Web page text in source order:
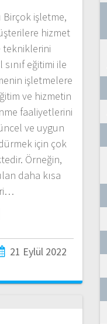
Birçok işletme,
hizmet
tekniklerini
eğitimi ile
işletmelere
ve hizmetin
faaliyetlerini
ve uygun
için çok
Örneğin,
daha kısa
21 Eylül 2022